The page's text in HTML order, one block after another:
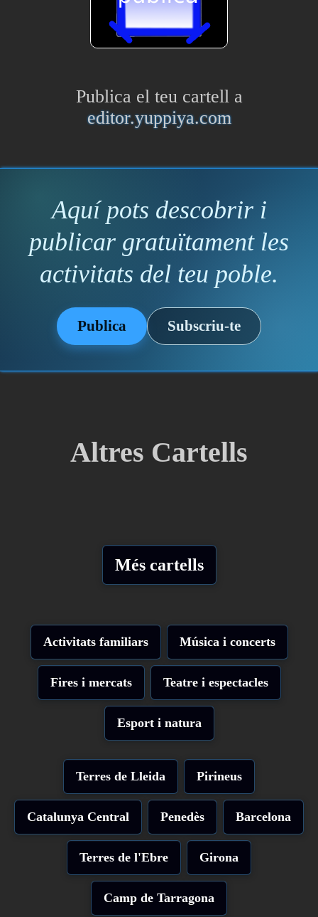
Publica el teu cartell a
editor.yuppiya.com
Aquí pots descobrir i
publicar gratuïtament les
activitats del teu poble.
Publica Subscriu-te
Altres Cartells
Més cartells
Activitats familiars Música i concerts
Fires i mercats Teatre i espectacles
Esport i natura
Terres de Lleida Pirineus
Catalunya Central Penedès Barcelona
Terres de l'Ebre Girona
Camp de Tarragona